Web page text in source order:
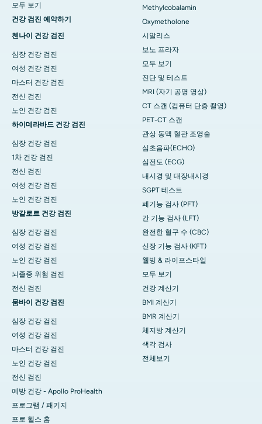
모두 보기
건강 검진 예약하기
첸나이 건강 검진
심장 건강 검진
여성 건강 검진
마스터 건강 검진
전신 검진
노인 건강 검진
하이데라바드 건강 검진
심장 건강 검진
1차 건강 검진
전신 검진
여성 건강 검진
노인 건강 검진
방갈로르 건강 검진
심장 건강 검진
여성 건강 검진
노인 건강 검진
뇌졸중 위험 검진
전신 검진
뭄바이 건강 검진
심장 건강 검진
여성 건강 검진
마스터 건강 검진
노인 건강 검진
전신 검진
예방 건강 - Apollo ProHealth
프로그램 / 패키지
프로 헬스 홈
Methylcobalamin
Oxymetholone
시알리스
보노 프라자
모두 보기
진단 및 테스트
MRI (자기 공명 영상)
CT 스캔 (컴퓨터 단층 촬영)
PET-CT 스캔
관상 동맥 혈관 조영술
심초음파(ECHO)
심전도 (ECG)
내시경 및 대장내시경
SGPT 테스트
폐기능 검사 (PFT)
간 기능 검사 (LFT)
완전한 혈구 수 (CBC)
신장 기능 검사 (KFT)
웰빙 & 라이프스타일
모두 보기
건강 계산기
BMI 계산기
BMR 계산기
체지방 계산기
색각 검사
전체보기